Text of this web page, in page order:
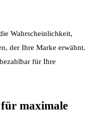
Wahrscheinlichkeit,
der Ihre Marke erwähnt.
für Ihre
maximale